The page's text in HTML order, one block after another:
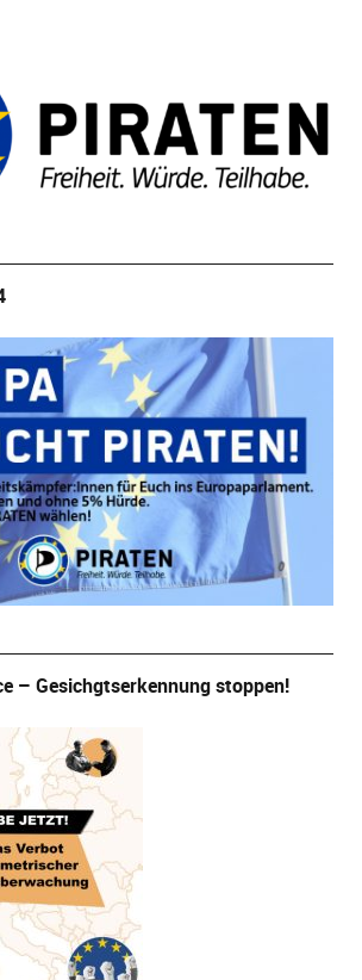
– Gesichgtserkennung stoppen!